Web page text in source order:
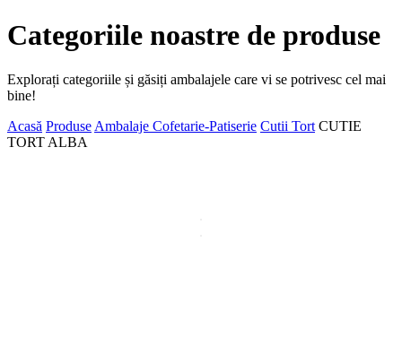
Categoriile noastre de produse
Explorați categoriile și găsiți ambalajele care vi se potrivesc cel mai
bine!
Acasă Produse Ambalaje Cofetarie-Patiserie Cutii Tort CUTIE
TORT ALBA